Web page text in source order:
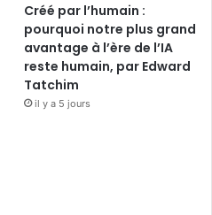
Créé par l’humain :
pourquoi notre plus grand
avantage à l’ère de l’IA
reste humain, par Edward
Tatchim
il y a 5 jours